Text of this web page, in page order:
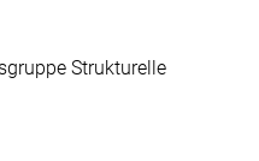
Strukturelle